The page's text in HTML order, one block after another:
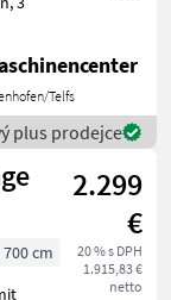
Telfs
plus prodejce
2.299
€
20 % s DPH
1.915,83 €
netto
700 cm